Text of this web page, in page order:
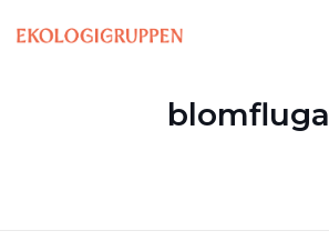
blomfluga